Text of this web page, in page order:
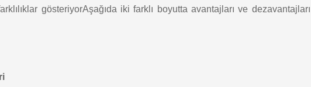
gösteriyorAşağıda iki farklı boyutta avantajları ve dezavantajları